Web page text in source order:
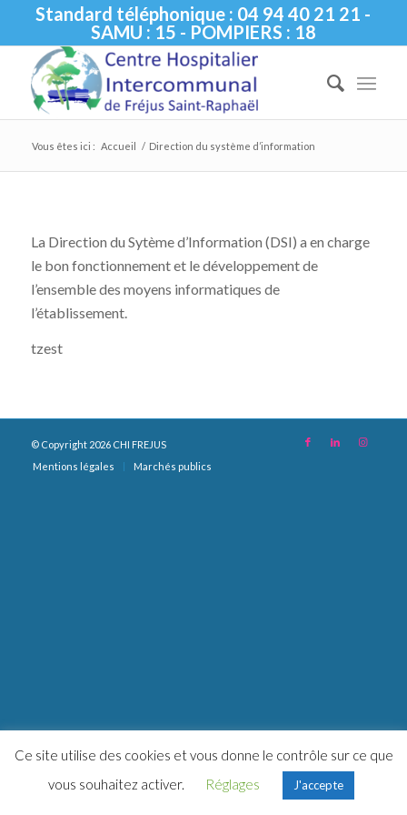
Standard téléphonique : 04 94 40 21 21 -
SAMU : 15 - POMPIERS : 18
Vous êtes ici : Accueil / Direction du système d’information
La Direction du Sytème d’Information (DSI) a en charge
le bon fonctionnement et le développement de
l’ensemble des moyens informatiques de
l’établissement.
tzest
© Copyright 2026 CHI FREJUS
Mentions légales
Marchés publics
Ce site utilise des cookies et vous donne le contrôle sur ce que
vous souhaitez activer.
Réglages J'accepte